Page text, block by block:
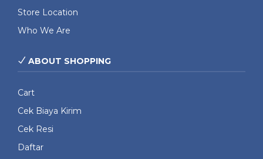
Store Location
Who We Are
ABOUT SHOPPING
Cart
Cek Biaya Kirim
Cek Resi
Daftar